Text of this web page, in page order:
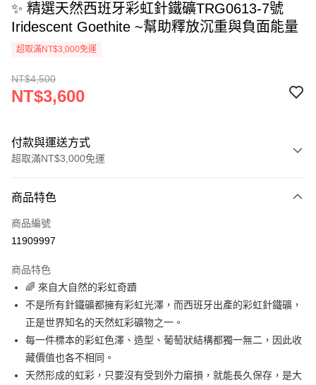
✨ 精選天然西班牙彩虹針鐵礦TRG0613-7號
Iridescent Goethite ~幫助釋放沉重與負面能量
超取滿NT$3,000免運
NT$4,500
NT$3,600
付款與運送方式
超取滿NT$3,000免運
信用卡一次付款
超商取貨付款
Apple Pay
街口支付
悠遊付
ATM付款
商品特色
商品編號
11909997
商品特色
🌈 來自大自然的彩虹奇蹟
不是所有針鐵礦都擁有彩虹光澤，而西班牙出產的彩虹針鐵礦，
正是世界知名的天然虹彩礦物之一。
每一件標本的彩虹色澤、造型、葡萄狀結構都獨一無二，因此收
藏價值也各不相同。
天然形成的虹彩，只要沒有受到外力磨損，就能長久保存，是大